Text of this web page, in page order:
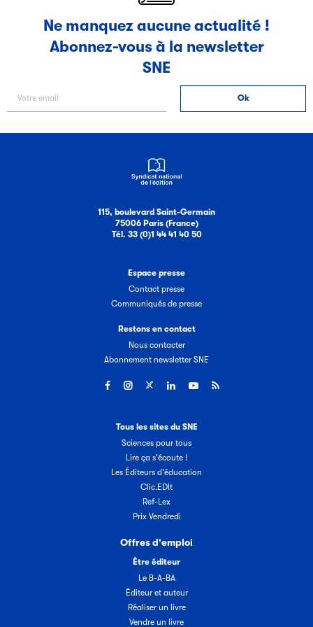
Ne manquez aucune actualité !
Abonnez-vous à la newsletter
SNE
115, boulevard Saint-Germain
75006 Paris (France)
Tél. 33 (0)1 44 41 40 50
Espace presse
Contact presse
Communiqués de presse
Restons en contact
Nous contacter
Abonnement newsletter SNE
Tous les sites du SNE
Sciences pour tous
Lire ça s'écoute !
Les Éditeurs d'éducation
Clic.EDIt
Ref-Lex
Prix Vendredi
Offres d'emploi
Être éditeur
Le B-A-BA
Éditeur et auteur
Réaliser un livre
Vendre un livre